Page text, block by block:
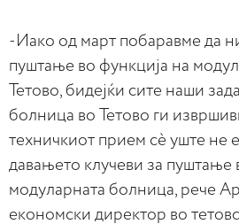
-Иако од март побаравме да
пуштање во функција на
Тетово, бидејќи сите наши
болница во Тетово ги
техничкиот прием сè уште не
давањето клучеви за пуштање
модуларната болница, рече
економски директор во